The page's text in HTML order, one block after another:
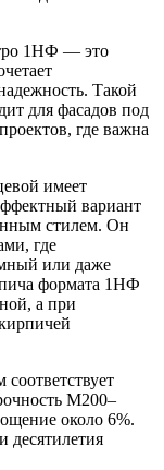
1НФ — это
Такой
для фасадов под
где важна
имеет
вариант
стилем. Он
где
или даже
формата 1НФ
а при
М200–
около 6%.
десятилетия